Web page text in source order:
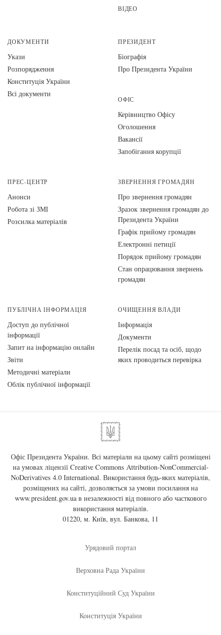
ВІДЕО
ДОКУМЕНТИ
Укази
Розпорядження
Конституція України
Всі документи
ПРЕЗИДЕНТ
Біографія
Про Президента України
ОФІС
Керівництво Офісу
Оголошення
Вакансії
Запобігання корупції
ПРЕС-ЦЕНТР
Анонси
Робота зі ЗМІ
Розсилка матеріалів
ЗВЕРНЕННЯ ГРОМАДЯН
Про звернення громадян
Зразок звернення громадян до
Президента України
Графік прийому громадян
Електронні петиції
Порядок прийому громадян
Стан опрацювання звернень
громадян
ПУБЛІЧНА ІНФОРМАЦІЯ
Доступ до публічної
інформації
Запит на інформацію онлайн
Звіти
Методичні матеріали
Облік публічної інформації
ОЧИЩЕННЯ ВЛАДИ
Інформація
Документи
Перелік посад та осіб, щодо
яких проводиться перевірка
Офіс Президента України. Всі матеріали на цьому сайті розміщені
на умовах ліцензії Creative Commons Attribution-NonCommercial-
NoDerivatives 4.0 International. Використання будь-яких матеріалів,
розміщених на сайті, дозволяється за умови посилання на
www.president.gov.uaв незалежності від повного або часткового
використання матеріалів.
01220, м. Київ, вул. Банкова, 11
Урядовий портал
Верховна Рада України
Конституційний Суд України
Конституція України